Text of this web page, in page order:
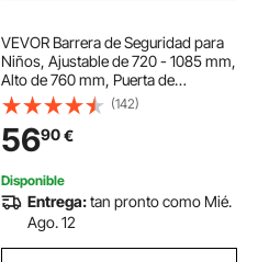
VEVOR Barrera de Seguridad para
Niños, Ajustable de 720 - 1085 mm,
Alto de 760 mm, Puerta de
Seguridad para Perros y Gatos,
Cierre Automático y Apertura en 2
Sentidos, para Escaleras
Dormitorio, Negro
(142)
5690€
Disponible
Entrega:tan pronto como Mié.
Ago. 12